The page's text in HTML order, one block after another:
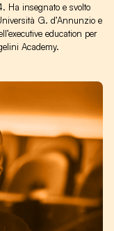
Ha insegnato e svolto
G. d’Annunzio e
education per
Academy.